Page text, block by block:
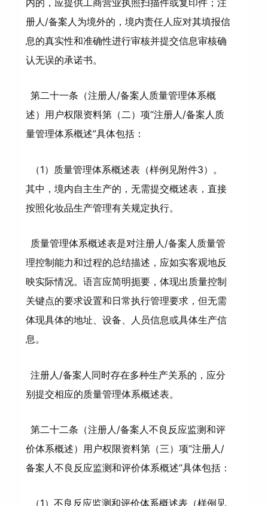
册人/备案人为境外的，境内责任人应对其填报信
息的真实性和准确性进行审核并提交信息审核确
认无误的承诺书。
第二十一条（注册人/备案人质量管理体系概
述）用户权限资料第（二）项“注册人/备案人质
量管理体系概述”具体包括：
（1）质量管理体系概述表（样例见附件3）。
其中，境内自主生产的，无需提交概述表，直接
按照化妆品生产管理有关规定执行。
质量管理体系概述表是对注册人/备案人质量管
理控制能力和过程的总结描述，应如实客观地反
映实际情况。语言应简明扼要，体现出质量控制
关键点的要求设置和日常执行管理要求，但无需
体现具体的地址、设备、人员信息或具体生产信
息。
注册人/备案人同时存在多种生产关系的，应分
别提交相应的质量管理体系概述表。
第二十二条（注册人/备案人不良反应监测和评
价体系概述）用户权限资料第（三）项“注册人/
备案人不良反应监测和评价体系概述”具体包括：
（1）不良反应监测和评价体系概述表（样例见